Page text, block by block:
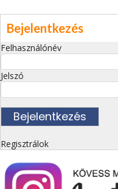
Bejelentkezés
Felhasználónév
Jelszó
Regisztrálok